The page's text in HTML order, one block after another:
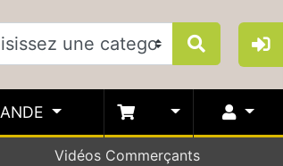
Vidéos Commerçants